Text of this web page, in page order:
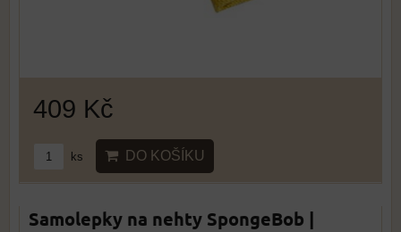
409 Kč
ks DO KOŠÍKU
Samolepky na nehty SpongeBob |